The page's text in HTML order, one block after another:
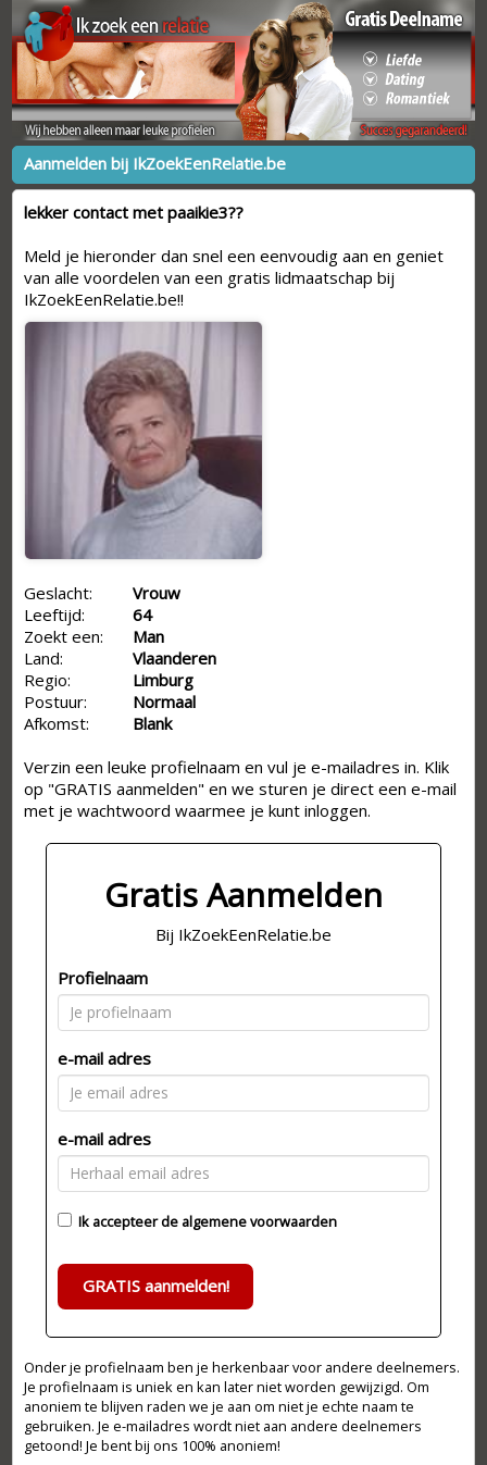
Aanmelden bij IkZoekEenRelatie.be
lekker contact met paaikie3??
Meld je hieronder dan snel een eenvoudig aan en geniet
van alle voordelen van een gratis lidmaatschap bij
IkZoekEenRelatie.be!!
Geslacht:
Vrouw
Leeftijd:
64
Zoekt een:
Man
Land:
Vlaanderen
Regio:
Limburg
Postuur:
Normaal
Afkomst:
Blank
Verzin een leuke profielnaam en vul je e-mailadres in. Klik
op "GRATIS aanmelden" en we sturen je direct een e-mail
met je wachtwoord waarmee je kunt inloggen.
Gratis Aanmelden
Bij IkZoekEenRelatie.be
Profielnaam
e-mail adres
e-mail adres
Ik accepteer de algemene voorwaarden
GRATIS aanmelden!
Onder je profielnaam ben je herkenbaar voor andere deelnemers.
Je profielnaam is uniek en kan later niet worden gewijzigd. Om
anoniem te blijven raden we je aan om niet je echte naam te
gebruiken. Je e-mailadres wordt niet aan andere deelnemers
getoond! Je bent bij ons 100% anoniem!